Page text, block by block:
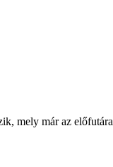
mely már az